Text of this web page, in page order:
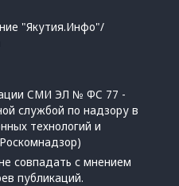
"Якутия.Инфо"/
СМИ ЭЛ № ФС 77 -
службой по надзору в
технологий и
совпадать с мнением
публикаций.